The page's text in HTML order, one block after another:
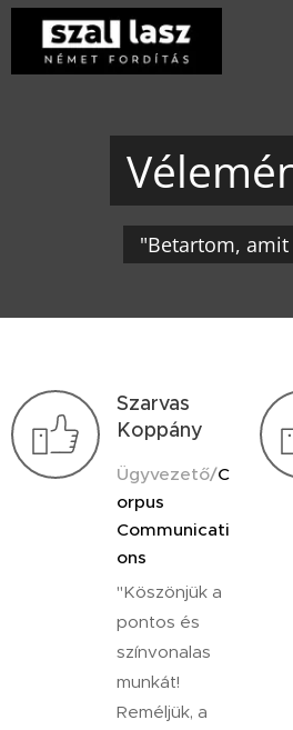
"Betartom, amit
Szarvas
Koppány
Ügyvezető/C
orpus
Communicati
ons
"Köszönjük a
pontos és
színvonalas
munkát!
Reméljük, a